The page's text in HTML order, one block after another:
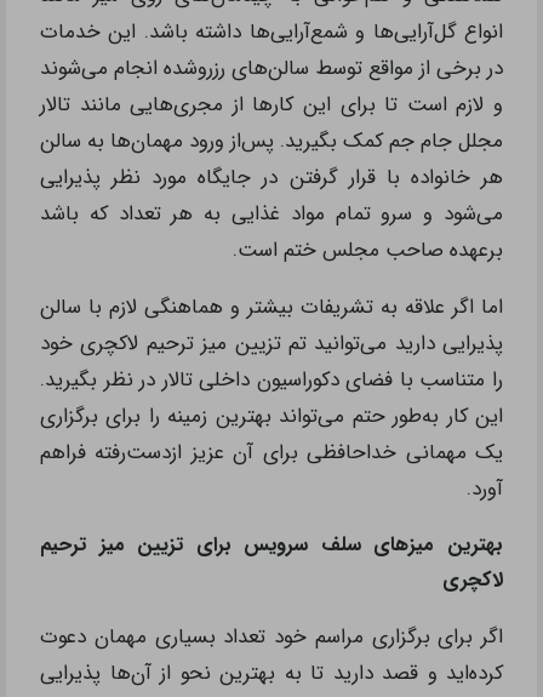
انواع گل‌آرایی‌ها و شمع‌آرایی‌ها داشته باشد. این خدمات
در برخی از مواقع توسط سالن‌های رزروشده انجام می‌شوند
و لازم است تا برای این کارها از مجری‌هایی مانند تالار
مجلل جام جم کمک بگیرید. پس‌از ورود مهمان‌ها به سالن‌
هر خانواده با قرار گرفتن در جایگاه مورد نظر پذیرایی
می‌شود و سرو تمام مواد غذایی به هر تعداد که باشد
برعهده صاحب مجلس ختم است.
اما اگر علاقه به تشریفات بیشتر و هماهنگی لازم با سالن
پذیرایی دارید می‌توانید تم تزیین میز ترحیم لاکچری خود
را متناسب با فضای دکوراسیون داخلی تالار در نظر بگیرید.
این کار به‌طور حتم می‌تواند بهترین زمینه را برای برگزاری
یک مهمانی خداحافظی برای آن عزیز ازدست‌رفته فراهم
آورد.
بهترین میزهای سلف سرویس برای تزیین میز ترحیم
لاکچری
اگر برای برگزاری مراسم خود تعداد بسیاری مهمان دعوت
کرده‌اید و قصد دارید تا به‌ بهترین نحو از آن‌ها پذیرایی